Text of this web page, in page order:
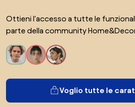
Ottieni l'accesso a tutte le
parte della community
Voglio tutte le